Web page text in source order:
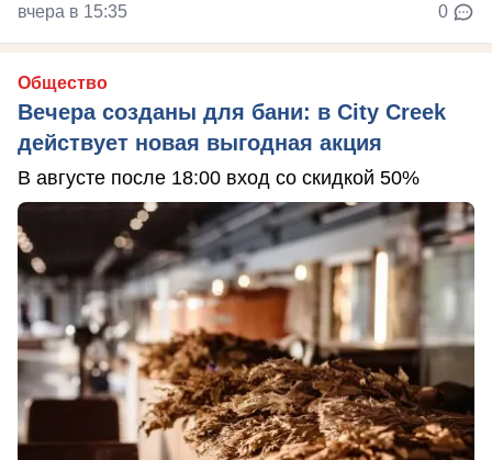
вчера в 15:35 0
Общество
Вечера созданы для бани: в City Creek
действует новая выгодная акция
В августе после 18:00 вход со скидкой 50%